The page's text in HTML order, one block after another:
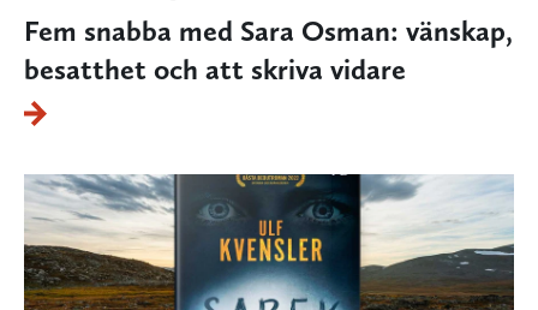
Fem snabba med Sara Osman: vänskap,
besatthet och att skriva vidare